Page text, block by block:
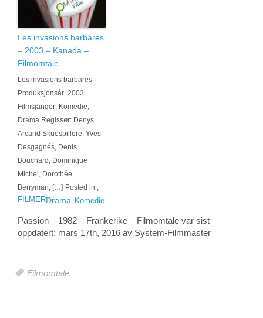
Les invasions barbares
– 2003 – Kanada –
Filmomtale
Les invasions barbares
Produksjonsår: 2003
Filmsjanger: Komedie,
Drama Regissør: Denys
Arcand Skuespillere: Yves
Desgagnés, Denis
Bouchard, Dominique
Michel, Dorothée
Berryman, […] Posted in
FILMERDrama Komedie
Passion – 1982 – Frankerike – Filmomtale var sist
oppdatert: mars 17th, 2016 av System-Filmmaster
Filmomtale